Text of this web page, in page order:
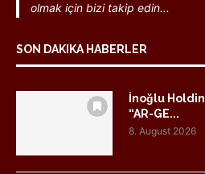
olmak için bizi takip edin...
SON DAKIKA HABERLER
İnoğlu
“AR-GE...
8. August 2026